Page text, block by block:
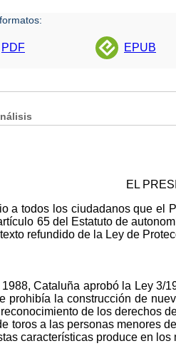
PDF EPUB
EL
a todos los ciudadanos que el
65 del Estatuto de
refundido de la Ley de
Cataluña aprobó la Ley 3/
prohibía la construcción de
de los derechos
toros a las personas menores
características produce en los